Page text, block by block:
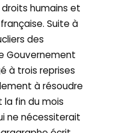
humains et
Suite à
des
Gouvernement
à trois reprises
à résoudre
fin du mois
ne nécessiterait